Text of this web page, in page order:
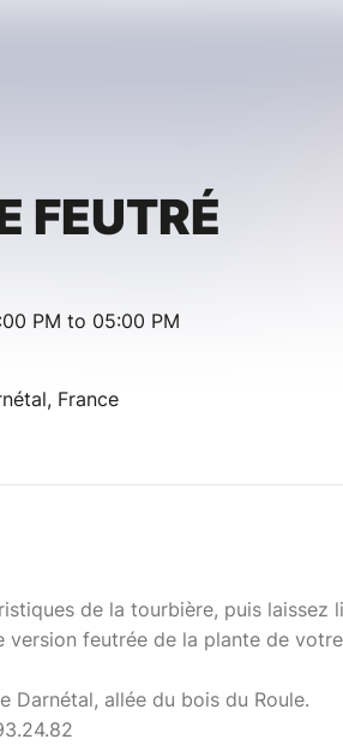
FEUTRÉ
PM to 05:00 PM
France
de la tourbière, puis laissez
feutrée de la plante de
Darnétal, allée du bois du Roule.